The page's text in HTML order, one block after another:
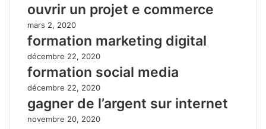
ouvrir un projet e commerce
mars 2, 2020
formation marketing digital
décembre 22, 2020
formation social media
décembre 22, 2020
gagner de l’argent sur internet
novembre 20, 2020